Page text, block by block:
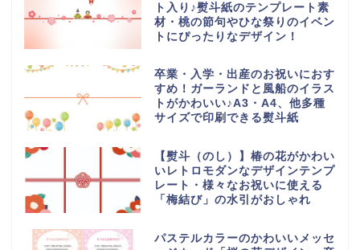
ト入り♪熨斗紙のテンプレート素
材・桃の節句やひな祭りのイベン
トにぴったりなデザイン！
卒業・入学・出産のお祝いにおす
すめ！ガーランドと風船のイラス
トがかわいい♪A3・A4、他多種
サイズで印刷できる熨斗紙
【熨斗（のし）】椿の花がかわい
いレトロモダンなデザインテンプ
レート・様々なお祝いに使える
「梅結び」の水引がおしゃれ
パステルカラーのかわいいメッセ